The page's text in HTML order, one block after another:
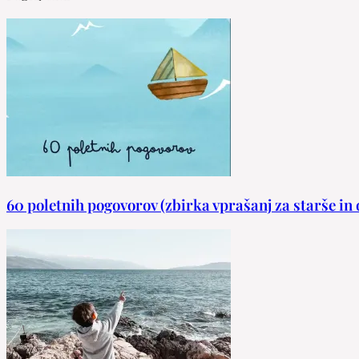
60 poletnih pogovorov (zbirka vprašanj za starše in